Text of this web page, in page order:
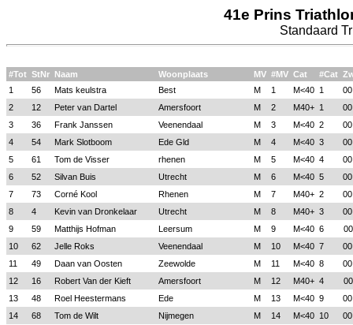
41e Prins
Standaard
#Tot StNr Naam Woonplaats MV #MV Cat #Cat
1
56 Mats keulstra Best M 1 M<40 1
2
12 Peter van Dartel Amersfoort M 2 M40+ 1
3
36 Frank Janssen Veenendaal M 3 M<40 2
4
54 Mark Slotboom Ede Gld M 4 M<40 3
5
61 Tom de Visser rhenen M 5 M<40 4
6
52 Silvan Buis Utrecht M 6 M<40 5
7
73 Corné Kool Rhenen M 7 M40+ 2
8
4 Kevin van Dronkelaar Utrecht M 8 M40+ 3
9
59 Matthijs Hofman Leersum M 9 M<40 6
10
62 Jelle Roks Veenendaal M 10 M<40 7
11
49 Daan van Oosten Zeewolde M 11 M<40 8
12
16 Robert Van der Kieft Amersfoort M 12 M40+ 4
13
48 Roel Heestermans Ede M 13 M<40 9
14
68 Tom de Wilt Nijmegen M 14 M<40 10